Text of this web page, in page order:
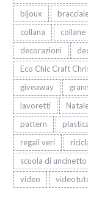
bijoux
collana
collane
decorazioni
Eco Chic Craft
giveaway
lavoretti
pattern
regali veri
scuola di uncinetto
video